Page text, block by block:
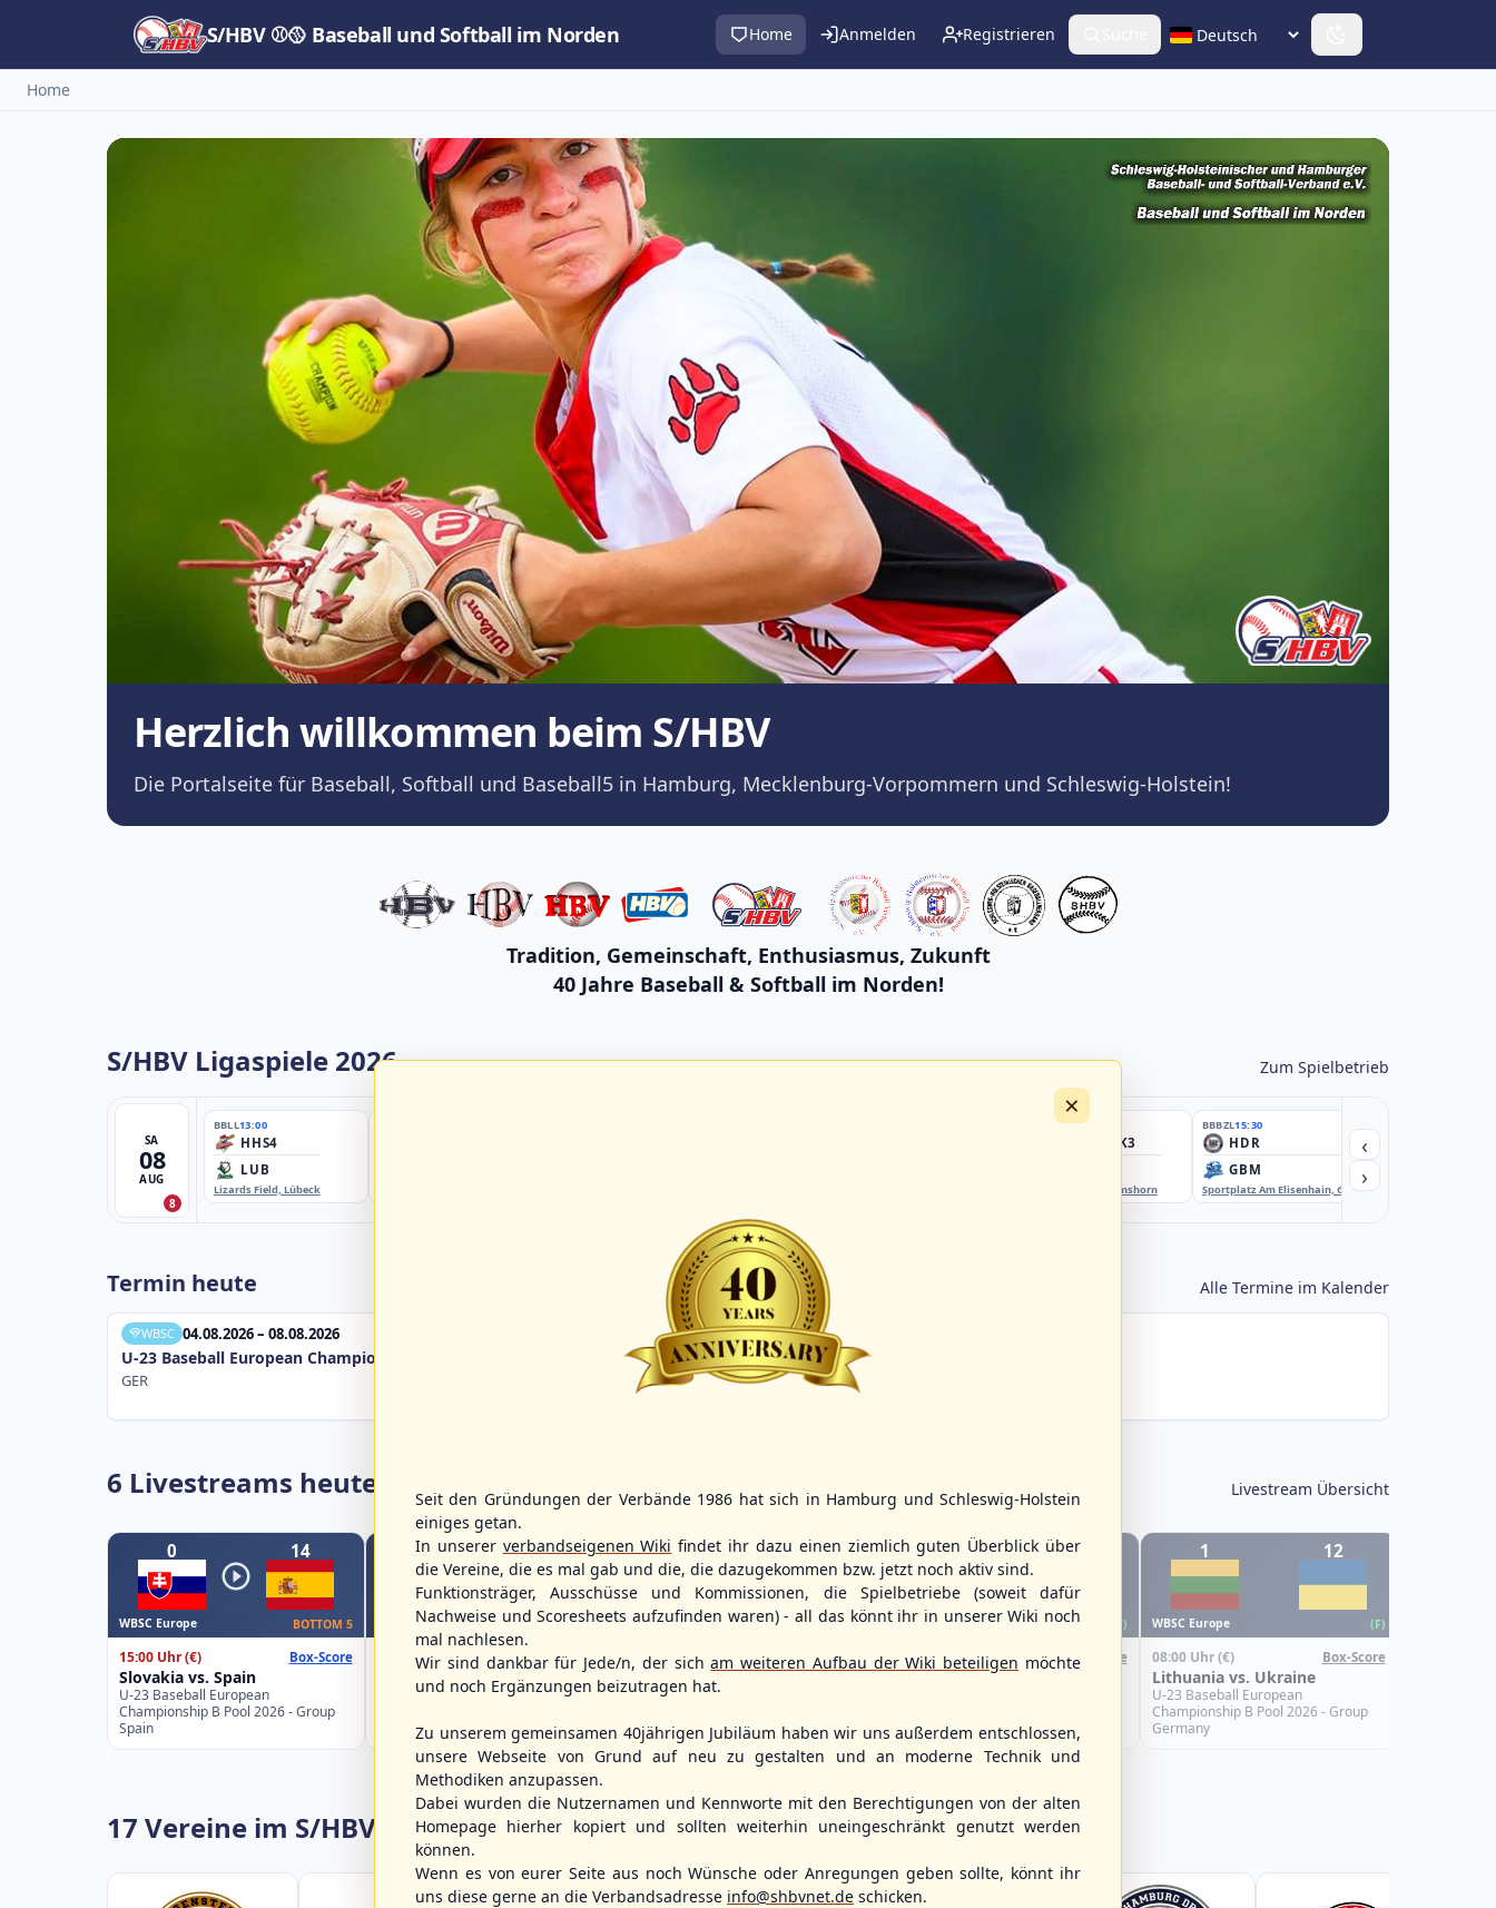
S/HBV ⚾🥎 Baseball und Softball im Norden Home Anmelden Registrieren Sprache wählen
Home
Herzlich willkommen beim S/HBV
Die Portalseite für Baseball, Softball und Baseball5 in Hamburg, Mecklenburg-Vorpommern und Schleswig-Holstein!
Tradition, Gemeinschaft, Enthusiasmus, Zukunft
40 Jahre Baseball & Softball im Norden!
S/HBV Ligaspiele 2026 Zum Spielbetrieb
SA
08
AUG
8
BBLL13:00
HHS4
LUB
Lizards Field, Lübeck
BBBZL15:30
HSV/HHK3
EBE-Ballpark, Elmshorn
BBBZL15:30
HDR
GBM
Sportplatz Am Elisenhain, Greifswald-Eldena
Förde Ballpark (Kilia-
‹
›
Termin heute Alle Termine im Kalender
WBSC 04.08.2026 – 08.08.2026
U-23 Baseball European Championship B Pool 2026 - Group Germany
GER
6 Livestreams heute Livestream Übersicht
0 14
WBSC Europe BOTTOM 5
15:00 Uhr(€) Box-Score
Slovakia vs. Spain
U-23 Baseball European
Championship B Pool 2026 - Group
Spain
0 6
WBSC Europe BOTTOM 5
16:00 Uhr(€) Box-Score
Belgium vs. Germany
U-23 Baseball European
Germany
2 11
WBSC Europe (F)
12:00 Uhr(€) Box-Score
Poland vs. Sweden
U-23 Baseball European
Germany
2 12
WBSC Europe (F)
11:30 Uhr(€) Box-Score
Switzerland vs. Israel
Spain
1 12
WBSC Europe (F)
08:00 Uhr(€) Box-Score
Lithuania vs. Ukraine
U-23 Baseball European
Championship B Pool 2026 - Group
Germany
17 Vereine im S/HBV
×
Seit den Gründungen der Verbände 1986 hat sich in Hamburg und Schleswig-Holstein
einiges getan.
In unserer verbandseigenen Wiki findet ihr dazu einen ziemlich guten Überblick über
die Vereine, die es mal gab und die, die dazugekommen bzw. jetzt noch aktiv sind.
Funktionsträger, Ausschüsse und Kommissionen, die Spielbetriebe (soweit dafür
Nachweise und Scoresheets aufzufinden waren) - all das könnt ihr in unserer Wiki noch
mal nachlesen.
Wir sind dankbar für Jede/n, der sicham weiteren Aufbau der Wiki beteiligen möchte
und noch Ergänzungen beizutragen hat.
Zu unserem gemeinsamen 40jährigen Jubiläum haben wir uns außerdem entschlossen,
unsere Webseite von Grund auf neu zu gestalten und an moderne Technik und
Methodiken anzupassen.
Dabei wurden die Nutzernamen und Kennworte mit den Berechtigungen von der alten
Homepage hierher kopiert und sollten weiterhin uneingeschränkt genutzt werden
können.
Wenn es von eurer Seite aus noch Wünsche oder Anregungen geben sollte, könnt ihr
uns diese gerne an die Verbandsadresse info@shbvnet.de schicken.